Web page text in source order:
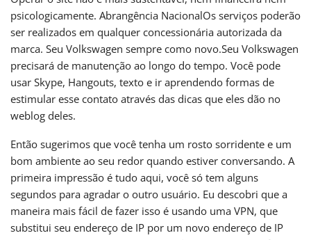
psicologicamente. Abrangência NacionalOs serviços poderão
ser realizados em qualquer concessionária autorizada da
marca. Seu Volkswagen sempre como novo.Seu Volkswagen
precisará de manutenção ao longo do tempo. Você pode
usar Skype, Hangouts, texto e ir aprendendo formas de
estimular esse contato através das dicas que eles dão no
weblog deles.
Então sugerimos que você tenha um rosto sorridente e um
bom ambiente ao seu redor quando estiver conversando. A
primeira impressão é tudo aqui, você só tem alguns
segundos para agradar o outro usuário. Eu descobri que a
maneira mais fácil de fazer isso é usando uma VPN, que
substitui seu endereço de IP por um novo endereço de IP